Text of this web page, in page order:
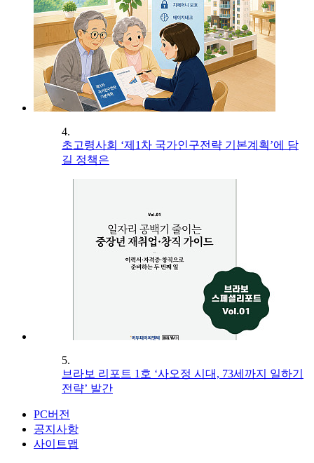
4.
초고령사회 ‘제1차 국가인구전략 기본계획’에 담
길 정책은
5.
브라보 리포트 1호 ‘사오정 시대, 73세까지 일하기
전략’ 발간
PC버전
공지사항
사이트맵